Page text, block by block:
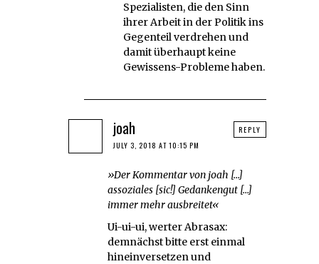
Spezialisten, die den Sinn
ihrer Arbeit in der Politik ins
Gegenteil verdrehen und
damit überhaupt keine
Gewissens-Probleme haben.
joah
JULY 3, 2018 AT 10:15 PM
»Der Kommentar von joah […]
assoziales [sic!] Gedankengut […]
immer mehr ausbreitet«
Ui-ui-ui, werter Abrasax:
demnächst bitte erst einmal
hineinversetzen und
REPLY